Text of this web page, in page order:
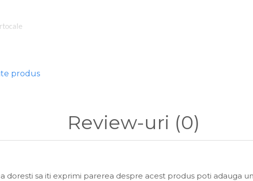
pelete zdrobite, SPD, melasă, rapiță, hemoglobină
Coșuleț, Naditor
pescuitul la crap pe lacuri cu apă de adâncime medie vara, însă nu oferă
produs
Review-uri (0)
doresti sa iti exprimi parerea despre acest produs poti adauga